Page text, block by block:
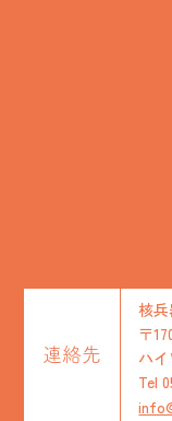
連絡先
核
〒
ハ
Tel